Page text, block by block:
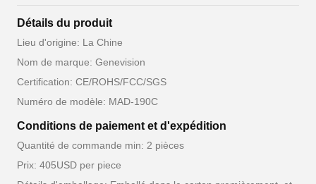
Détails du produit
Lieu d'origine: La Chine
Nom de marque: Genevision
Certification: CE/ROHS/FCC/SGS
Numéro de modèle: MAD-190C
Conditions de paiement et d'expédition
Quantité de commande min: 2 pièces
Prix: 405USD per piece